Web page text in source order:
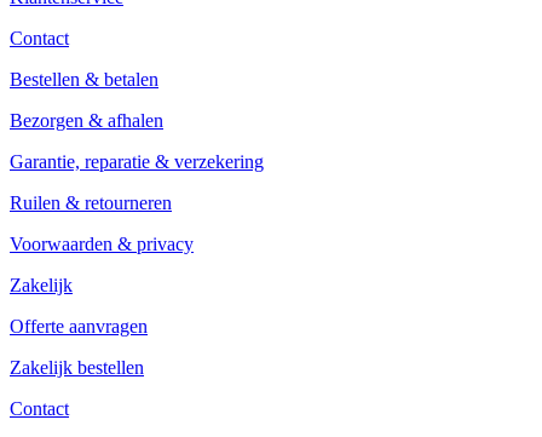
Contact
Bestellen & betalen
Bezorgen & afhalen
Garantie, reparatie & verzekering
Ruilen & retourneren
Voorwaarden & privacy
Zakelijk
Offerte aanvragen
Zakelijk bestellen
Contact